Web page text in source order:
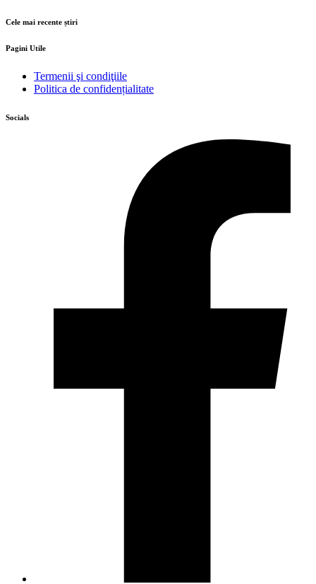
Cele mai recente știri
Pagini Utile
Termenii şi condiţiile
Politica de confidențialitate
Socials